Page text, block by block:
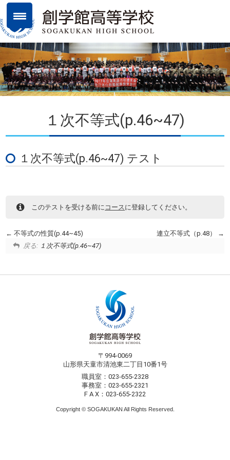
１次不等式(p.46~47)
１次不等式(p.46~47) テスト
このテストを受ける前に コースに登録してください。
不等式の性質(p.44~45)
連立不等式（p.48）
戻る: １次不等式(p.46~47)
〒994-0069
山形県天童市清池東二丁目10番1号
職員室：023-655-2328
事務室：023-655-2321
F A X：023-655-2322
Copyright © SOGAKUKAN All Rights Reserved.